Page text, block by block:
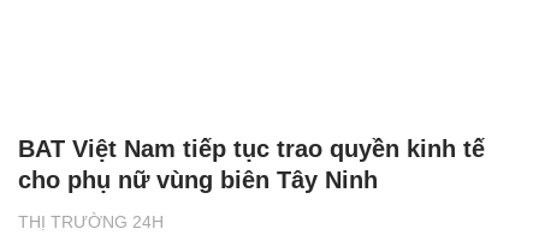
THỊ TRƯỜNG 24H
BAT Việt Nam tiếp tục trao quyền kinh tế
cho phụ nữ vùng biên Tây Ninh